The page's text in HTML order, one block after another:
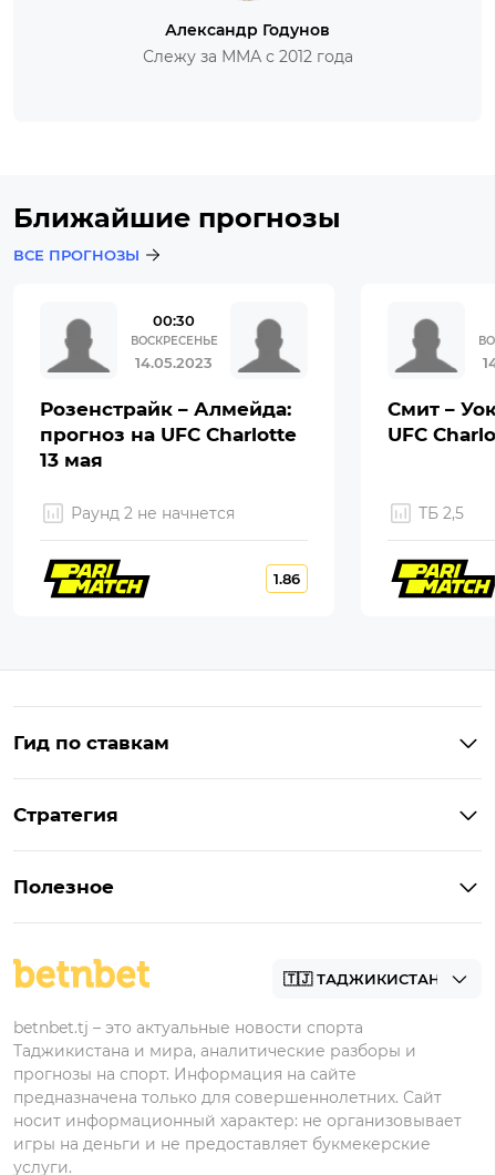
Александр Годунов
Слежу за ММА с 2012 года
Ближайшие прогнозы
ВСЕ ПРОГНОЗЫ
00:30
ВОСКРЕСЕНЬЕ
14.05.2023
Розенстрайк – Алмейда:
прогноз на UFC Charlotte
13 мая
Раунд 2 не начнется
1.86
Смит –
UFC
ТБ 2,5
Гид по ставкам
Что значит «чет» и «нечет»
Стратегия
Полезное
Академия
betnbet.tj – это актуальные новости спорта
Таджикистана и мира, аналитические разборы и
прогнозы на спорт. Информация на сайте
предназначена только для совершеннолетних. Сайт
носит информационный характер: не организовывает
игры на деньги и не предоставляет букмекерские
услуги.